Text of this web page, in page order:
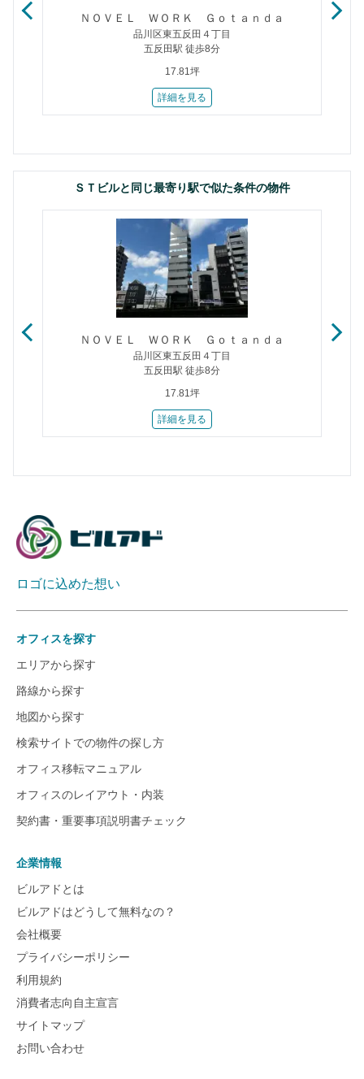
ＮＯＶＥＬ ＷＯＲＫ Ｇｏｔａｎｄａ
品川区東五反田４丁目
五反田駅 徒歩8分
17.81坪
詳細を見る
ＳＴビルと同じ最寄り駅で似た条件の物件
ＮＯＶＥＬ ＷＯＲＫ Ｇｏｔａｎｄａ
品川区東五反田４丁目
五反田駅 徒歩8分
17.81坪
詳細を見る
ロゴに込めた想い
オフィスを探す
エリアから探す
路線から探す
地図から探す
検索サイトでの物件の探し方
オフィス移転マニュアル
オフィスのレイアウト・内装
契約書・重要事項説明書チェック
企業情報
ビルアドとは
ビルアドはどうして無料なの？
会社概要
プライバシーポリシー
利用規約
消費者志向自主宣言
サイトマップ
お問い合わせ